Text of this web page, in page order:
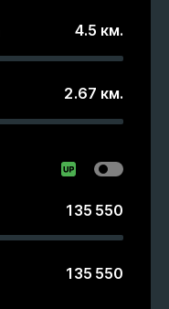
4.5 км.
2.67 км.
135 550
135 550